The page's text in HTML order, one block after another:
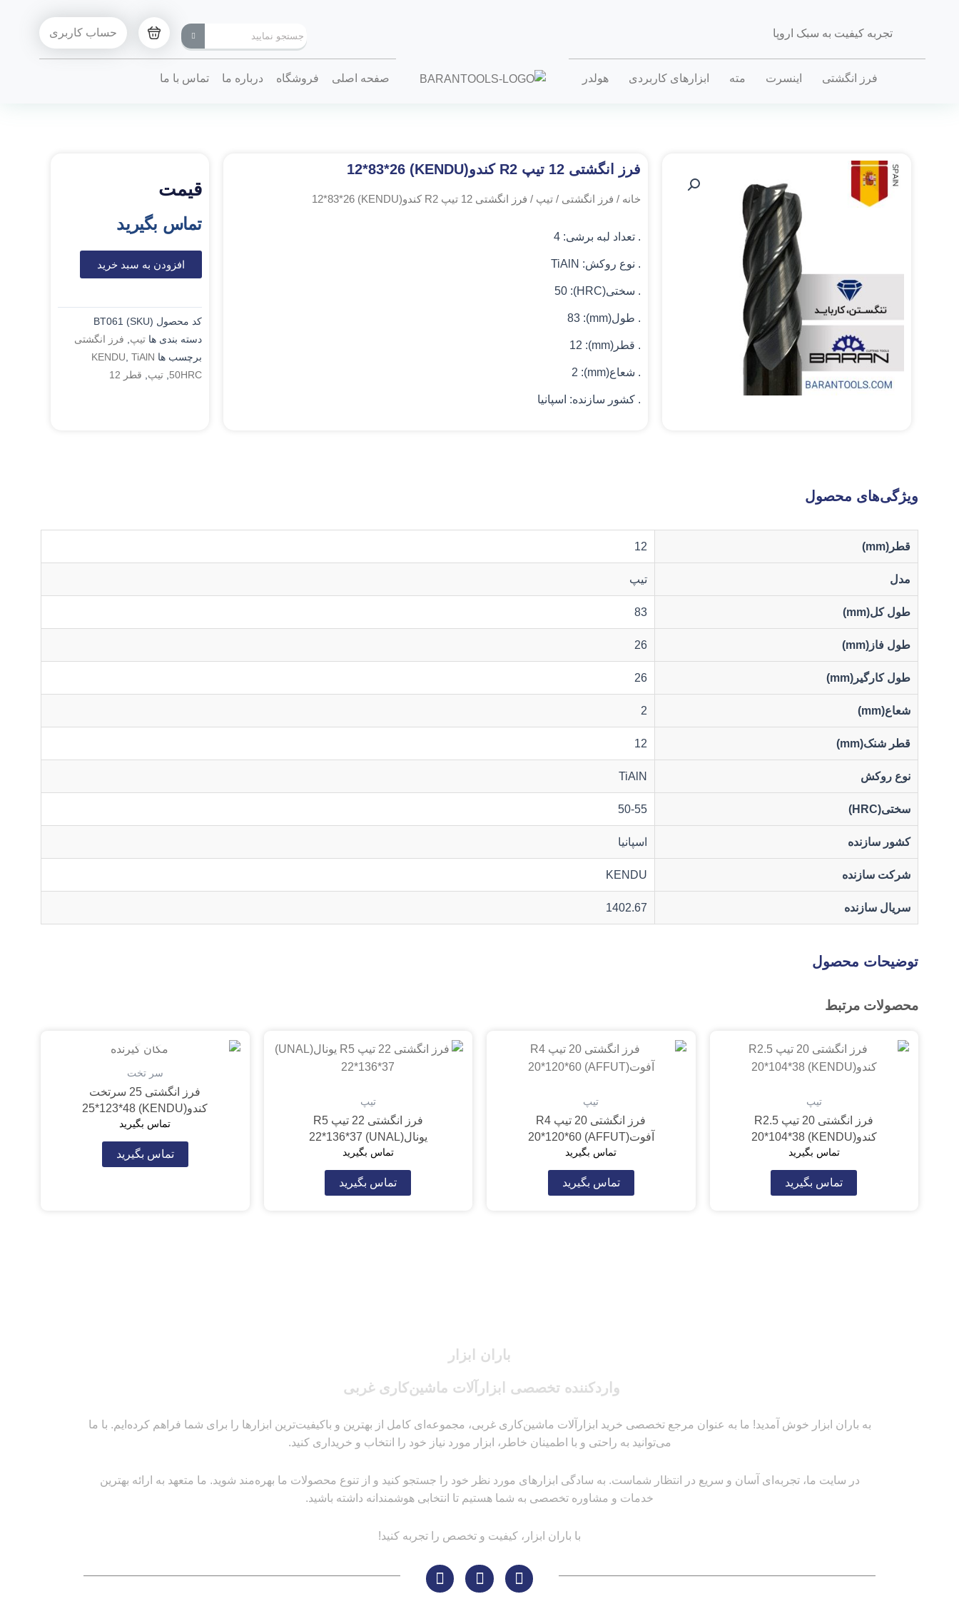
تجربه کیفیت به سبک اروپا
فرز انگشتی اینسرت مته ابزارهای کاربردی هولدر
حساب کاربری
صفحه اصلی فروشگاه درباره ما تماس با ما
فرز انگشتی 12 تیپ R2 کندو(KENDU) 12*83*26
خانه / فرز انگشتی / تیپ / فرز انگشتی 12 تیپ R2 کندو(KENDU) 12*83*26
. تعداد لبه برشی: 4
. نوع روکش: TiAlN
. سختی(HRC) : 50
. طول(mm): 83
. قطر(mm): 12
. شعاع(mm): 2
. کشور سازنده: اسپانیا
قیمت
تماس بگیرید
افزودن به سبد خرید
کد محصول (SKU)
BT061
دسته بندی ها تیپ
فرز انگشتی
برچسب ها
KENDU TiAlN
50HRC تیپ قطر 12
ویژگی‌های محصول
قطر(mm) 12
مدل تیپ
طول کل(mm) 83
طول فاز(mm) 26
طول کارگیر(mm) 26
شعاع(mm) 2
قطر شنک(mm) 12
نوع روکش TiAlN
سختی(HRC) 50-55
کشور سازنده اسپانیا
شرکت سازنده KENDU
سریال سازنده 1402.67
توضیحات محصول
محصولات مرتبط
تیپ
فرز انگشتی 20 تیپ R2.5
کندو(KENDU) 20*104*38
تماس بگیرید
تماس بگیرید
تیپ
فرز انگشتی 20 تیپ R4
آفوت(AFFUT) 20*120*60
تماس بگیرید
تماس بگیرید
تیپ
فرز انگشتی 22 تیپ R5
یونال(UNAL) 22*136*37
تماس بگیرید
تماس بگیرید
سر تخت
فرز انگشتی 25 سرتخت
کندو(KENDU) 25*123*48
تماس بگیرید
تماس بگیرید
باران ابزار
واردکننده تخصصی ابزارآلات ماشین‌کاری غربی
به باران ابزار خوش آمدید! ما به عنوان مرجع تخصصی خرید ابزارآلات ماشین‌کاری غربی، مجموعه‌ای کامل از بهترین و باکیفیت‌ترین ابزارها را برای شما فراهم کرده‌ایم. با ما
می‌توانید به راحتی و با اطمینان خاطر، ابزار مورد نیاز خود را انتخاب و خریداری کنید.
در سایت ما، تجربه‌ای آسان و سریع در انتظار شماست. به سادگی ابزارهای مورد نظر خود را جستجو کنید و از تنوع محصولات ما بهره‌مند شوید. ما متعهد به ارائه بهترین
خدمات و مشاوره تخصصی به شما هستیم تا انتخابی هوشمندانه داشته باشید.
با باران ابزار، کیفیت و تخصص را تجربه کنید!